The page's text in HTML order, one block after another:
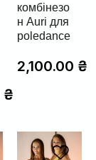
₴
комбінезо
н Auri для
poledance
2,100.00 ₴